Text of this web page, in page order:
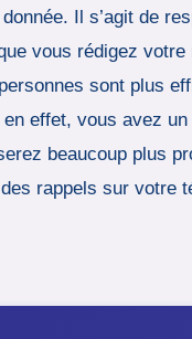
Il s’agit de
vous rédigez
sont plus
en effet, vous avez
beaucoup plus
rappels sur votre